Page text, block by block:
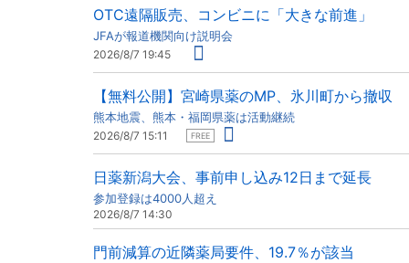
OTC遠隔販売、コンビニに「大きな前進」
JFAが報道機関向け説明会
2026/8/7 19:45
【無料公開】宮崎県薬のMP、氷川町から撤収
熊本地震、熊本・福岡県薬は活動継続
2026/8/7 15:11 FREE
日薬新潟大会、事前申し込み12日まで延長
参加登録は4000人超え
2026/8/7 14:30
門前減算の近隣薬局要件、19.7％が該当